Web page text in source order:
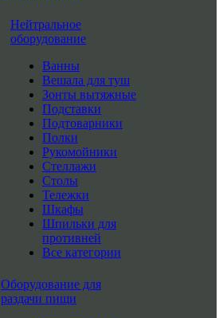
Нейтральное
оборудование
Ванны
Вешала для туш
Зонты вытяжные
Подставки
Подтоварники
Полки
Рукомойники
Стеллажи
Столы
Тележки
Шкафы
Шпильки для
противней
Все категории
Оборудование для
раздачи пищи